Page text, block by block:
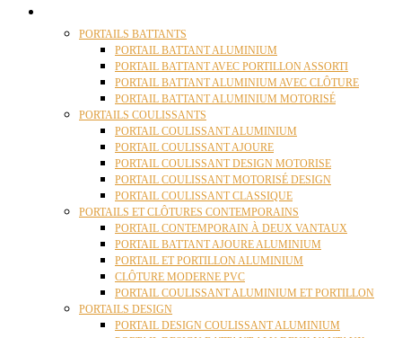
PORTAILS BATTANTS
PORTAIL BATTANT ALUMINIUM
PORTAIL BATTANT AVEC PORTILLON ASSORTI
PORTAIL BATTANT ALUMINIUM AVEC CLÔTURE
PORTAIL BATTANT ALUMINIUM MOTORISÉ
PORTAILS COULISSANTS
PORTAIL COULISSANT ALUMINIUM
PORTAIL COULISSANT AJOURE
PORTAIL COULISSANT DESIGN MOTORISE
PORTAIL COULISSANT MOTORISÉ DESIGN
PORTAIL COULISSANT CLASSIQUE
PORTAILS ET CLÔTURES CONTEMPORAINS
PORTAIL CONTEMPORAIN À DEUX VANTAUX
PORTAIL BATTANT AJOURE ALUMINIUM
PORTAIL ET PORTILLON ALUMINIUM
CLÔTURE MODERNE PVC
PORTAIL COULISSANT ALUMINIUM ET PORTILLON
PORTAILS DESIGN
PORTAIL DESIGN COULISSANT ALUMINIUM